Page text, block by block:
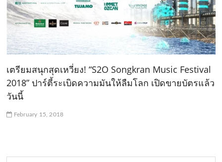
เตรียมสนุกสุดเหวี่ยง! “S2O Songkran Music Festival
2018” ปาร์ตี้ระเบิดความมันให้ลืมโลก เปิดขายบัตรแล้ว
วันนี้
February 15, 2018